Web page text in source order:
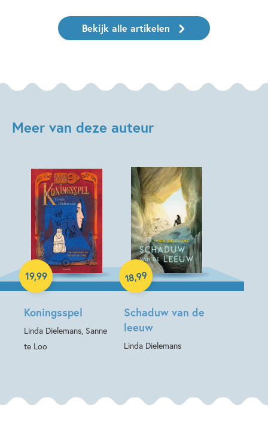
Bekijk alle artikelen
Meer van deze auteur
Koningsspel
Linda Dielemans, Sanne
te Loo
19,99
Paperback
Schaduw van de
leeuw
Linda Dielemans
18,99
Hardcover